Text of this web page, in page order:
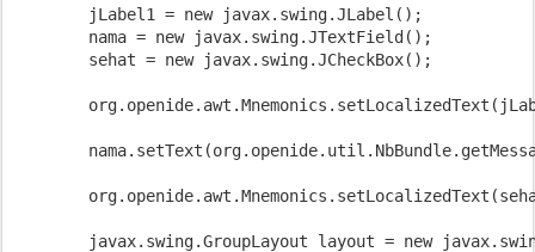
        jLabel1 = new javax.swing.JLabel();
        nama = new javax.swing.JTextField();
        sehat = new javax.swing.JCheckBox();
javax.swing.GroupLayout layout = new